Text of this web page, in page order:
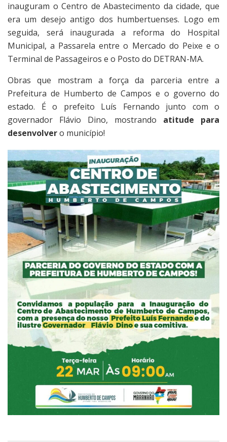
inauguram o Centro de Abastecimento da cidade, que
era um desejo antigo dos humbertuenses. Logo em
seguida, será inaugurada a reforma do Hospital
Municipal, a Passarela entre o Mercado do Peixe e o
Terminal de Passageiros e o Posto do DETRAN-MA.
Obras que mostram a força da parceria entre a
Prefeitura de Humberto de Campos e o governo do
estado. É o prefeito Luís Fernando junto com o
governador Flávio Dino, mostrando atitude para
desenvolvero município!